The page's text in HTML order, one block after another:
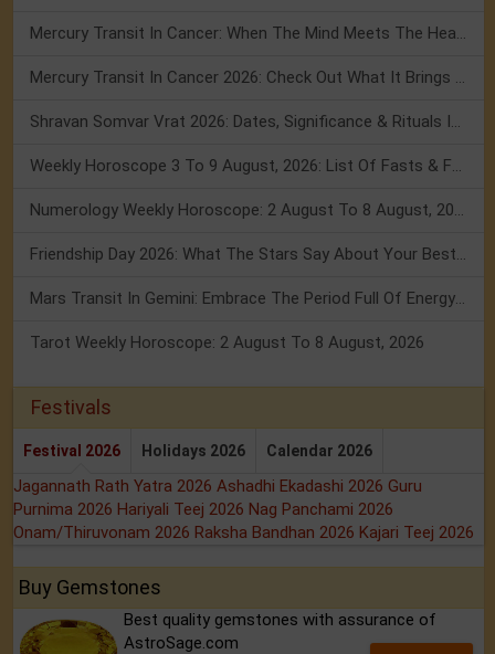
Tarot Weekly Horoscope: 2 August To 8 August, 2026
Festivals
Festival 2026 Holidays 2026 Calendar 2026
Jagannath Rath Yatra 2026 Ashadhi Ekadashi 2026 Guru
Purnima 2026 Hariyali Teej 2026 Nag Panchami 2026
Onam/Thiruvonam 2026 Raksha Bandhan 2026 Kajari Teej 2026
Buy Gemstones
Best quality gemstones with assurance of
AstroSage.com